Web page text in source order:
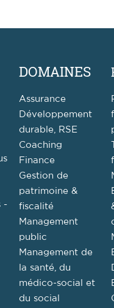
-
DOMAINES
Assurance
Développement
durable, RSE
Coaching
Finance
Gestion de
patrimoine &
fiscalité
Management
public
Management de
la santé, du
médico-social et
du social